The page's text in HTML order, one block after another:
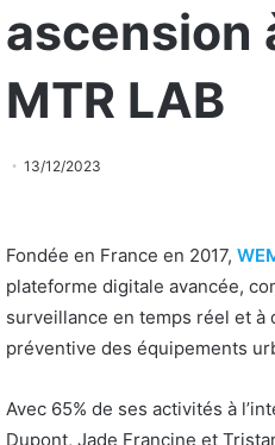
ascension
MTR LAB
13/12/2023
Fondée en France en 2017,
plateforme digitale avancée,
surveillance en temps réel et à
préventive des équipements
Avec 65% de ses activités à
Dupont, Jade Francine et